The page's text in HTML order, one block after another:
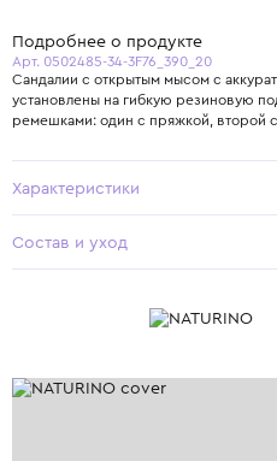
Подробнее о продукте
Арт. 0502485-34-3F76_390_20
Сандалии с открытым мысом с
установлены на гибкую резиновую
ремешками: один с пряжкой, второй
Характеристики
Состав и уход